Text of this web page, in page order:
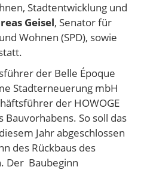
Stadtentwicklung und
Geisel, Senator für
Wohnen (SPD), sowie
der Belle Époque
Stadterneuerung mbH
der HOWOGE
So soll das
Jahr abgeschlossen
des Rückbaus des
Der Baubeginn